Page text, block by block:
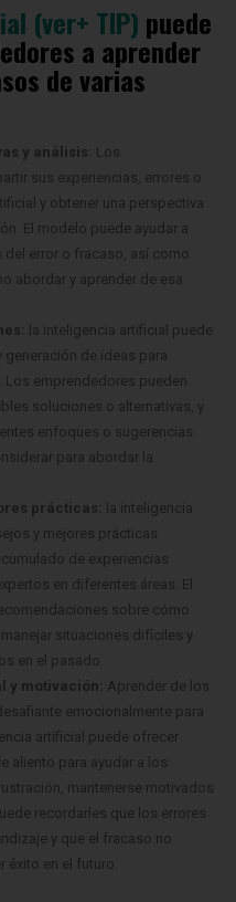
(ver+ TIP) puede
a aprender
de varias
y análisis: Los
sus experiencias, errores o
y obtener una perspectiva
El modelo puede ayudar a
error o fracaso, así como
abordar y aprender de esa
la inteligencia artificial puede
generación de ideas para
Los emprendedores pueden
soluciones o alternativas, y
enfoques o sugerencias
para abordar la
prácticas: la inteligencia
y mejores prácticas
de experiencias
en diferentes áreas. El
sobre cómo
situaciones difíciles y
en el pasado.
y motivación: Aprender de los
emocionalmente para
artificial puede ofrecer
aliento para ayudar a los
mantenerse motivados
recordarles que los errores
y que el fracaso no
éxito en el futuro.